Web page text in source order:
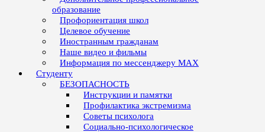
образование
Профориентация школ
Целевое обучение
Иностранным гражданам
Наше видео и фильмы
Информация по мессенджеру MAX
Студенту
БЕЗОПАСНОСТЬ
Инструкции и памятки
Профилактика экстремизма
Советы психолога
Социально-психологическое